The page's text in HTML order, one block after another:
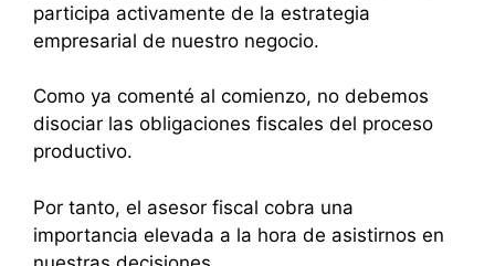
participa activamente de la estrategia
empresarial de nuestro negocio.
Como ya comenté al comienzo, no debemos
disociar las obligaciones fiscales del proceso
productivo.
Por tanto, el asesor fiscal cobra una
importancia elevada a la hora de asistirnos en